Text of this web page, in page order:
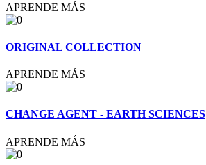
APRENDE MÁS
ORIGINAL COLLECTION
APRENDE MÁS
CHANGE AGENT - EARTH SCIENCES
APRENDE MÁS